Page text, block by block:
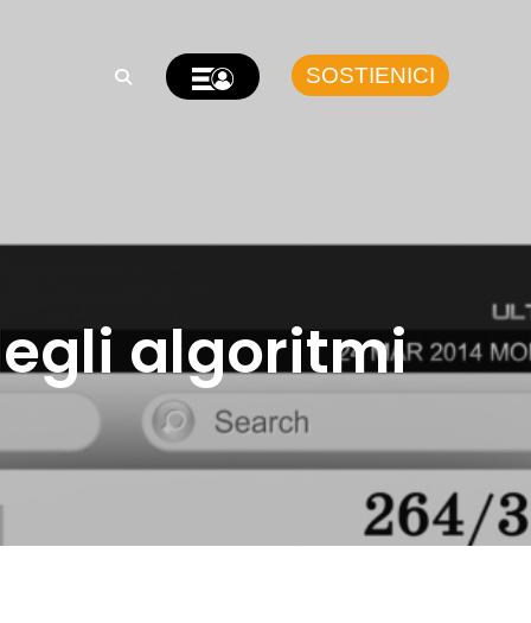
SOSTIENICI
algoritmi